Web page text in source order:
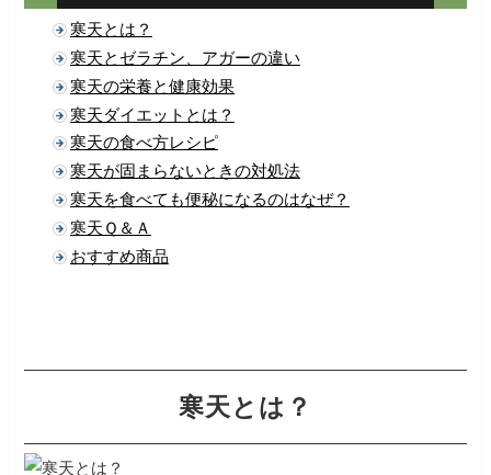
寒天とは？
寒天とゼラチン、アガーの違い
寒天の栄養と健康効果
寒天ダイエットとは？
寒天の食べ方レシピ
寒天が固まらないときの対処法
寒天を食べても便秘になるのはなぜ？
寒天Ｑ＆Ａ
おすすめ商品
寒天とは？